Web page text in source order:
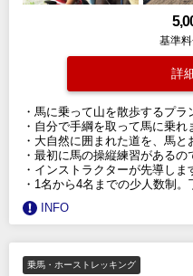
基準料
詳
・馬に乗って山を散歩するプ
・自分で手綱を取って馬に乗れ
・大自然に囲まれた道を、馬と
・最初に馬の操縦練習がある
・インストラクターが先導しま
・1名から4名までの少人数制
INFO
乗馬・ホーストレッキング